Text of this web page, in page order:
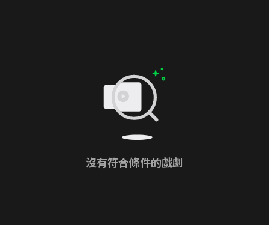
沒有符合條件的戲劇